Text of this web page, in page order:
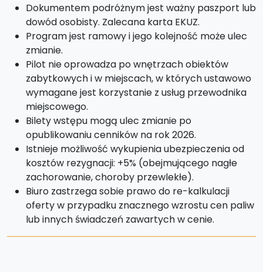
Dokumentem podróżnym jest ważny paszport lub
dowód osobisty. Zalecana karta EKUZ.
Program jest ramowy i jego kolejność może ulec
zmianie.
Pilot nie oprowadza po wnętrzach obiektów
zabytkowych i w miejscach, w których ustawowo
wymagane jest korzystanie z usług przewodnika
miejscowego.
Bilety wstępu mogą ulec zmianie po
opublikowaniu cenników na rok 2026.
Istnieje możliwość wykupienia ubezpieczenia od
kosztów rezygnacji: +5% (obejmującego nagłe
zachorowanie, choroby przewlekłe).
Biuro zastrzega sobie prawo do re-kalkulacji
oferty w przypadku znacznego wzrostu cen paliw
lub innych świadczeń zawartych w cenie.